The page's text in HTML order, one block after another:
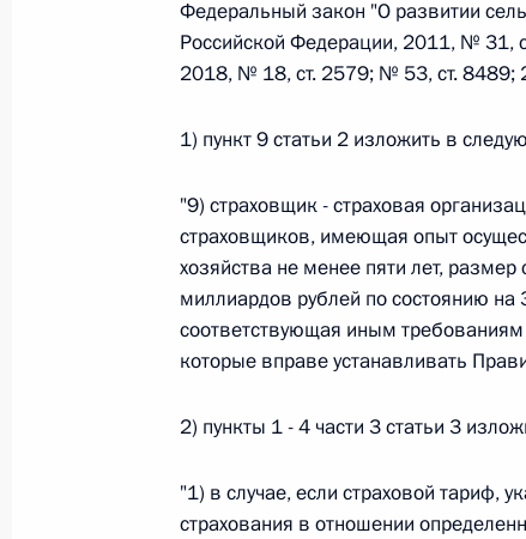
26 июля 2026 года
Федеральный закон от
26 июля 2026 года
Федеральный закон от
О внесении изменений в Федеральный
Федеральный закон от
Федеральный закон "О развитии
Российской Федерации, 2011, № 31,
2018, № 18, ст. 2579; № 53, ст.
1) пункт 9 статьи 2 изложить в
"9) страховщик - страховая
страховщиков, имеющая опыт
хозяйства не менее пяти лет,
миллиардов рублей по состоянию
соответствующая иным требованиям
которые вправе устанавливать
2) пункты 1 - 4 части 3 статьи 3
"1) в случае, если страховой тариф,
страхования в отношении